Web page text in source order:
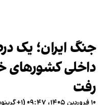
جنگ ایران؛ یک
داخلی
رفت
۱۰ فروردین ۱۴۰۵، ۰۹:۴۷ (‎+۱ گرینویچ)